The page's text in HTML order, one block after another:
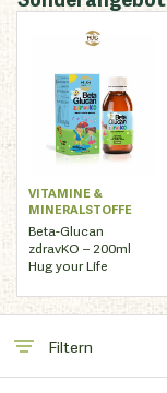
VITAMINE &
MINERALSTOFFE
Beta-Glucan
zdravKO – 200ml
Hug your Life
Filtern